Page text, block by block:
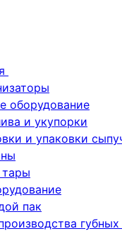
оборудование
и укупорки
и упаковки
пак